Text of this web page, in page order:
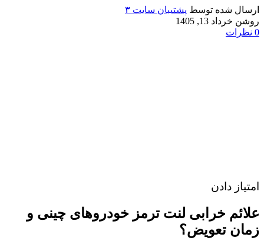
ارسال شده توسط پشتیبان سایت ۳
روشن خرداد 13, 1405
0 نظرات
امتیاز دادن
علائم خرابی لنت ترمز خودروهای چینی و
زمان تعویض؟